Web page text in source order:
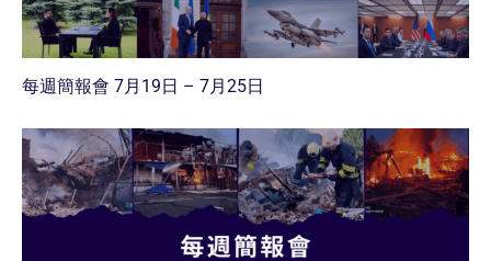
每週簡報會 7月19日 – 7月25日